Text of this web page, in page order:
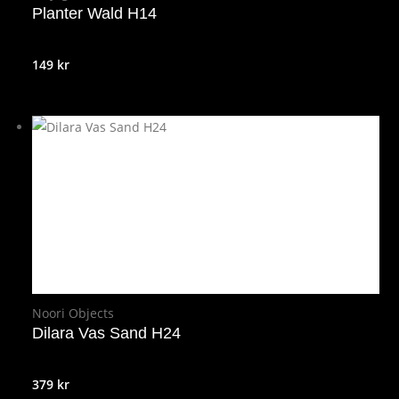
Planter Wald H14
149 kr
Noori Objects
Dilara Vas Sand H24
379 kr